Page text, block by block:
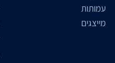
עמותות
מייצגים